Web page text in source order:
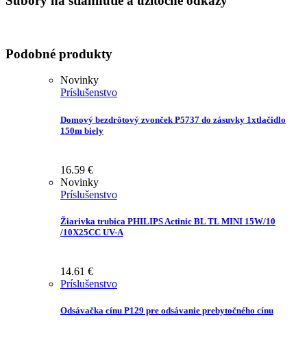
Podobné produkty
Novinky
Príslušenstvo
Domový bezdrôtový zvonček P5737 do zásuvky 1xtlačidlo
150m biely
16.59 €
Novinky
Príslušenstvo
Žiarivka trubica PHILIPS Actinic BL TL MINI 15W/10
/10X25CC UV-A
14.61 €
Príslušenstvo
Odsávačka cínu P129 pre odsávanie prebytočného cínu